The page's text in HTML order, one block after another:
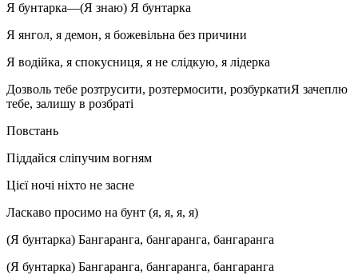
Я бунтарка—(Я знаю) Я бунтарка
Я янгол, я демон, я божевільна без причини
Я водійка, я спокусниця, я не слідкую, я лідерка
Дозволь тебе розтрусити, розтермосити, розбуркатиЯ зачеплю
тебе, залишу в розбраті
Повстань
Піддайся сліпучим вогням
Цієї ночі ніхто не засне
Ласкаво просимо на бунт (я, я, я, я)
(Я бунтарка) Бангаранга, бангаранга, бангаранга
(Я бунтарка) Бангаранга, бангаранга, бангаранга